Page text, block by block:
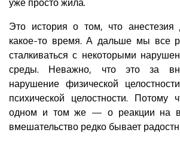
Это история о том, что анестезия
какое-то время. А дальше мы все
сталкиваться с некоторыми
среды. Неважно, что это за
нарушение физической
психической целостности. Потому
одном и том же — о реакции на
вмешательство редко бывает